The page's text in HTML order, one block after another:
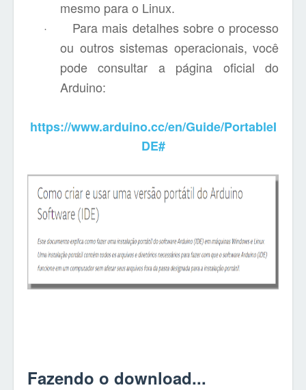
mesmo para o Linux.
·
Para mais detalhes sobre o processo
ou outros sistemas operacionais, você
pode consultar a página oficial do
Arduino:
https://www.arduino.cc/en/Guide/PortableI
DE#
Fazendo o download...